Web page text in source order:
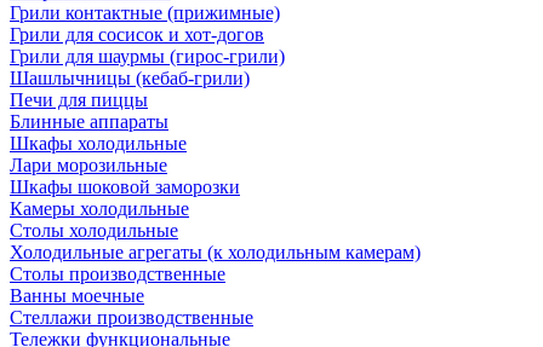
Грили контактные (прижимные)
Грили для сосисок и хот-догов
Грили для шаурмы (гирос-грили)
Шашлычницы (кебаб-грили)
Печи для пиццы
Блинные аппараты
Шкафы холодильные
Лари морозильные
Шкафы шоковой заморозки
Камеры холодильные
Столы холодильные
Холодильные агрегаты (к холодильным камерам)
Столы производственные
Ванны моечные
Стеллажи производственные
Тележки функциональные